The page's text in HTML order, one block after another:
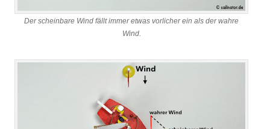
Der scheinbare Wind fällt immer etwas vorlicher ein als der wahre
Wind.